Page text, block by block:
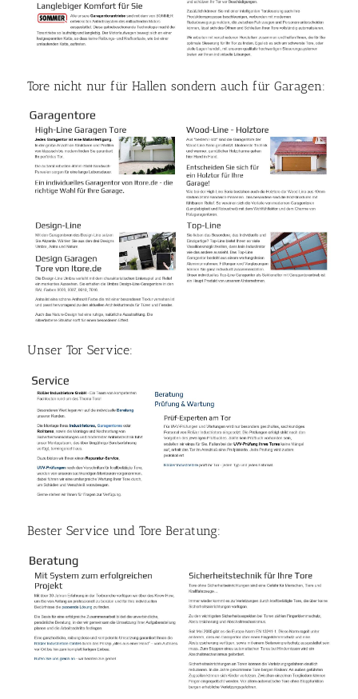
Tore nicht nur für Hallen sondern auch für Garagen:
Unser Tor Service:
Bester Service und Tore Beratung: